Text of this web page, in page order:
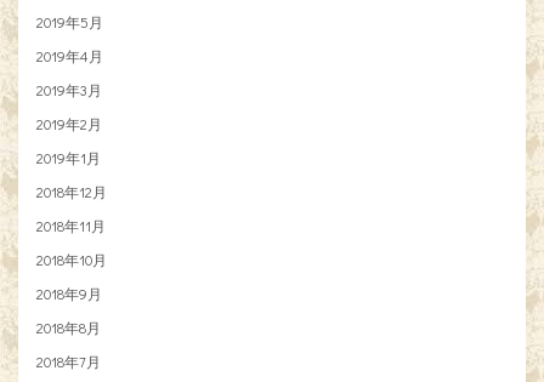
2019年5月
2019年4月
2019年3月
2019年2月
2019年1月
2018年12月
2018年11月
2018年10月
2018年9月
2018年8月
2018年7月